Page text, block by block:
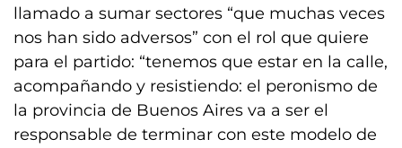
llamado a sumar sectores “que muchas veces
nos han sido adversos” con el rol que quiere
para el partido: “tenemos que estar en la calle,
acompañando y resistiendo: el peronismo de
la provincia de Buenos Aires va a ser el
responsable de terminar con este modelo de